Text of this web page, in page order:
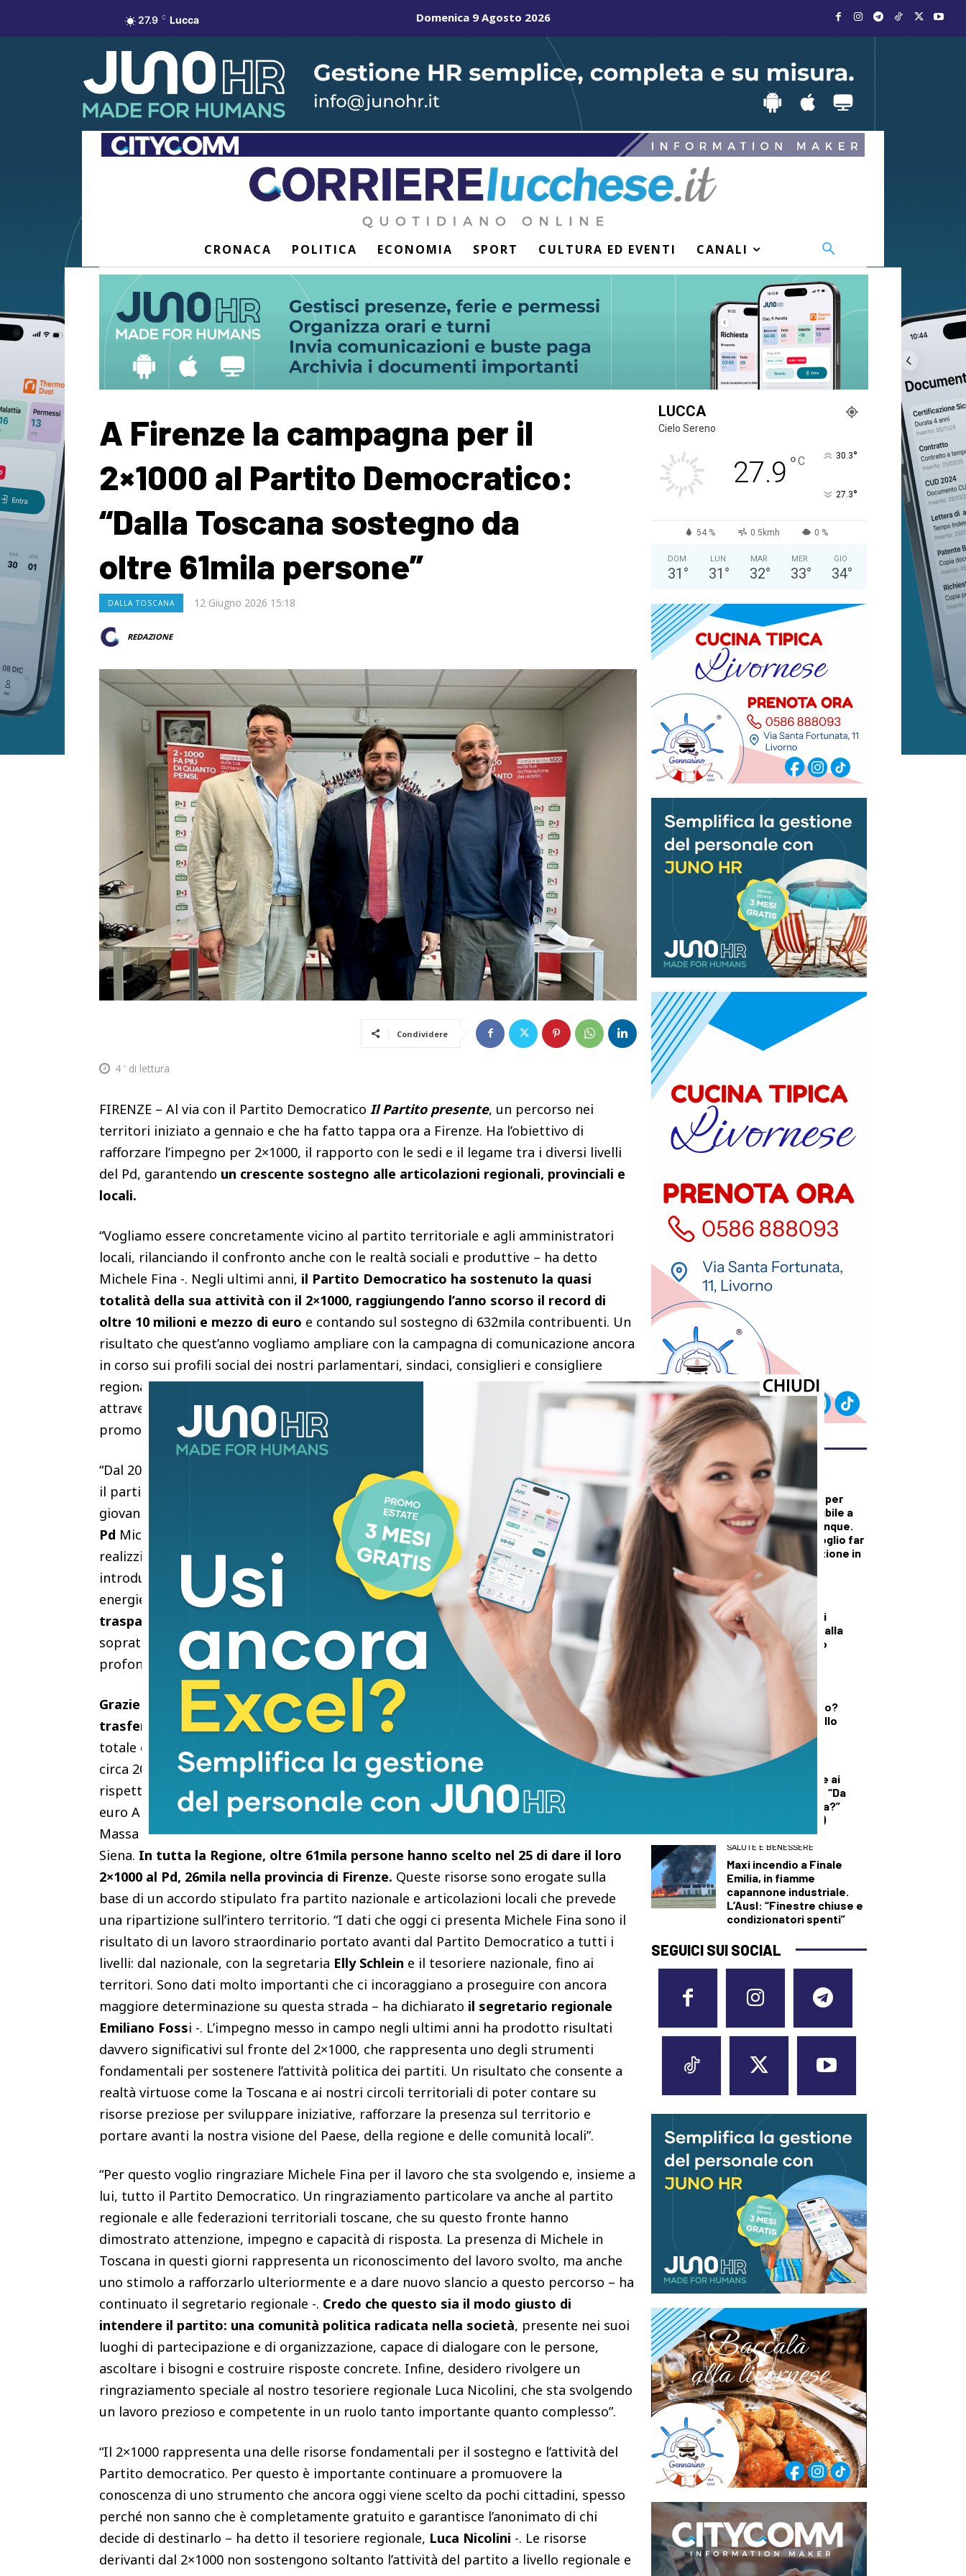
27.9 C Lucca Domenica 9 Agosto 2026
CRONACA POLITICA ECONOMIA SPORT CULTURA ED EVENTI CANALI
A Firenze la campagna per il
2×1000 al Partito Democratico:
“Dalla Toscana sostegno da
oltre 61mila persone”
DALLA TOSCANA 12 Giugno 2026 15:18
REDAZIONE
Condividere
4 ' di lettura
FIRENZE – Al via con il Partito Democratico Il Partito presente, un percorso nei
territori iniziato a gennaio e che ha fatto tappa ora a Firenze. Ha l’obiettivo di
rafforzare l’impegno per 2×1000, il rapporto con le sedi e il legame tra i diversi livelli
del Pd, garantendo un crescente sostegno alle articolazioni regionali, provinciali e
locali.
“Vogliamo essere concretamente vicino al partito territoriale e agli amministratori
locali, rilanciando il confronto anche con le realtà sociali e produttive – ha detto
Michele Fina -. Negli ultimi anni, il Partito Democratico ha sostenuto la quasi
totalità della sua attività con il 2×1000, raggiungendo l’anno scorso il record di
oltre 10 milioni e mezzo di euro e contando sul sostegno di 632mila contribuenti. Un
risultato che quest’anno vogliamo ampliare con la campagna di comunicazione ancora
in corso sui profili social dei nostri parlamentari, sindaci, consiglieri e consigliere
regionali e comunali, segretari e segretarie di federazione o di circolo, oltre che
attraverso le affissioni nelle stazioni metropolitane e ferroviarie, gli spazi di
promozione sul web”.
“Dal 2023 abbiamo erogato ai territori quasi 4 milioni e ottocentomila euro: finanziare
il partito significa finanziare i circoli con le loro attività, le scuole di formazione per i
giovani, le campagne e le iniziative politiche – ha aggiunto
il tesoriere nazionale del
Pd Michele Fina – Queste risorse devono servire a portare avanti una politica che
realizzi la nostra idea di paese: un paese in cui si abbia certezza della cura,
introduzione di un salario minimo, investimenti nella scuola pubblica, sostegno alle
energie rinnovabili, misure per la diminuzione del costo della vita.Il finanziamento
trasparente e partecipato della politica è, poi, una questione democratica
soprattutto nell’epoca in cui le oligarchie tecnodigitali esercitano un’influenza
profonda sul dibattito pubblico, condizionandolo”.
Grazie al 2×1000, negli ultimi tre anni dal Partito Democratico nazionale sono stati
trasferiti alla Toscana (regionale più provinciali) circa 408.045 euro. Nel 2025 il
totale erogato al partito regionale e alle federazioni provinciali toscane è stato di
circa 208mila euro, di cui 62.400 mila alla provincia di Firenze: dato in forte crescita
rispetto ai 49mila euro del 2024 e ai 21mila euro del 2023. Le altre province: 12.700
euro Arezzo, 7.500 euro Grosseto, 15.700 euro Livorno, 6.800 euro Lucca, 3.100 euro
Massa e Carrara, 13.300 euro Pisa, 7.900 euro Prato, 5.900 euro Pistoia, 9.600 euro
Siena. In tutta la Regione, oltre 61mila persone hanno scelto nel 25 di dare il loro
2×1000 al Pd, 26mila nella provincia di Firenze. Queste risorse sono erogate sulla
base di un accordo stipulato fra partito nazionale e articolazioni locali che prevede
una ripartizione sull’intero territorio. “I dati che oggi ci presenta Michele Fina sono il
risultato di un lavoro straordinario portato avanti dal Partito Democratico a tutti i
livelli: dal nazionale, con la segretaria Elly Schlein e il tesoriere nazionale, fino ai
territori. Sono dati molto importanti che ci incoraggiano a proseguire con ancora
maggiore determinazione su questa strada – ha dichiarato il segretario regionale
Emiliano Fossi -. L’impegno messo in campo negli ultimi anni ha prodotto risultati
davvero significativi sul fronte del 2×1000, che rappresenta uno degli strumenti
fondamentali per sostenere l’attività politica dei partiti. Un risultato che consente a
realtà virtuose come la Toscana e ai nostri circoli territoriali di poter contare su
risorse preziose per sviluppare iniziative, rafforzare la presenza sul territorio e
portare avanti la nostra visione del Paese, della regione e delle comunità locali”.
“Per questo voglio ringraziare Michele Fina per il lavoro che sta svolgendo e, insieme a
lui, tutto il Partito Democratico. Un ringraziamento particolare va anche al partito
regionale e alle federazioni territoriali toscane, che su questo fronte hanno
dimostrato attenzione, impegno e capacità di risposta. La presenza di Michele in
Toscana in questi giorni rappresenta un riconoscimento del lavoro svolto, ma anche
uno stimolo a rafforzarlo ulteriormente e a dare nuovo slancio a questo percorso – ha
continuato il segretario regionale -. Credo che questo sia il modo giusto di
intendere il partito: una comunità politica radicata nella società, presente nei suoi
luoghi di partecipazione e di organizzazione, capace di dialogare con le persone,
ascoltare i bisogni e costruire risposte concrete. Infine, desidero rivolgere un
ringraziamento speciale al nostro tesoriere regionale Luca Nicolini, che sta svolgendo
un lavoro prezioso e competente in un ruolo tanto importante quanto complesso”.
“Il 2×1000 rappresenta una delle risorse fondamentali per il sostegno e l’attività del
Partito democratico. Per questo è importante continuare a promuovere la
conoscenza di uno strumento che ancora oggi viene scelto da pochi cittadini, spesso
perché non sanno che è completamente gratuito e garantisce l’anonimato di chi
decide di destinarlo – ha detto il tesoriere regionale, Luca Nicolini -. Le risorse
derivanti dal 2×1000 non sostengono soltanto l’attività del partito a livello regionale e
LUCCA
Cielo Sereno
27.9 °C 30.3°
27.3°
54 % 0.5kmh 0 %
DOM
31 °
LUN
31 °
MAR
32°
MER
33°
GIO
34°
ULTIMI ARTICOLI
DALLA TOSCANA
Versiliana gremita per
Vannacci: “Disponibile a
dialogare con chiunque.
Non sono io che voglio far
cadere questa nazione in
mano alla sinistra”
DALLA TOSCANA
Un’altra giornata di
incendi di bosco, dalla
Toscana al Mugello
Testosterone e
spermatozoi in calo?
Cosa c’è di vero nello
DEMOGRAFICA
Licia Colò risponde ai
commenti sull’età: “Da
quando è un’offesa?”
(solo per le donne)
SALUTE E BENESSERE
Maxi incendio a Finale
Emilia, in fiamme
capannone industriale.
L’Ausl: “Finestre chiuse e
condizionatori spenti”
SEGUICI SUI SOCIAL